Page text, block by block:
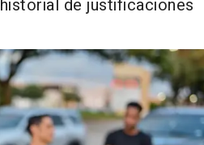
de justificaciones